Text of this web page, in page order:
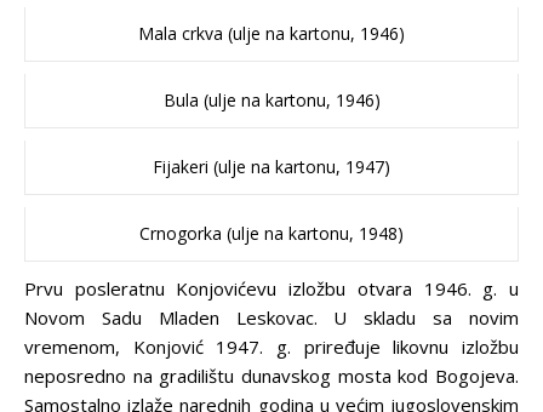
Mala crkva (ulje na kartonu, 1946)
Bula (ulje na kartonu, 1946)
Fijakeri (ulje na kartonu, 1947)
Crnogorka (ulje na kartonu, 1948)
Prvu posleratnu Konjovićevu izložbu otvara 1946. g. u
Novom Sadu Mladen Leskovac. U skladu sa novim
vremenom, Konjović 1947. g. priređuje likovnu izložbu
neposredno na gradilištu dunavskog mosta kod Bogojeva.
Samostalno izlaže narednih godina u većim jugoslovenskim